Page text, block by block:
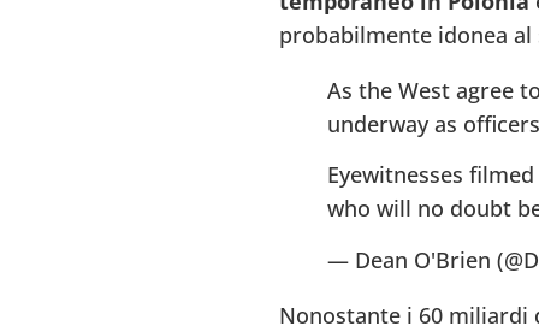
probabilmente idonea al
As the West agree
underway as
Eyewitnesses
who will no doubt
— Dean O'Brien
Nonostante i 60 miliardi